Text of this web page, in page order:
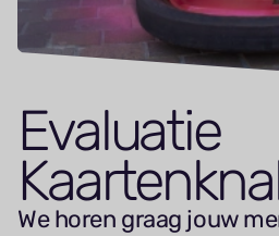
Eva­luatie
We horen graag jouw